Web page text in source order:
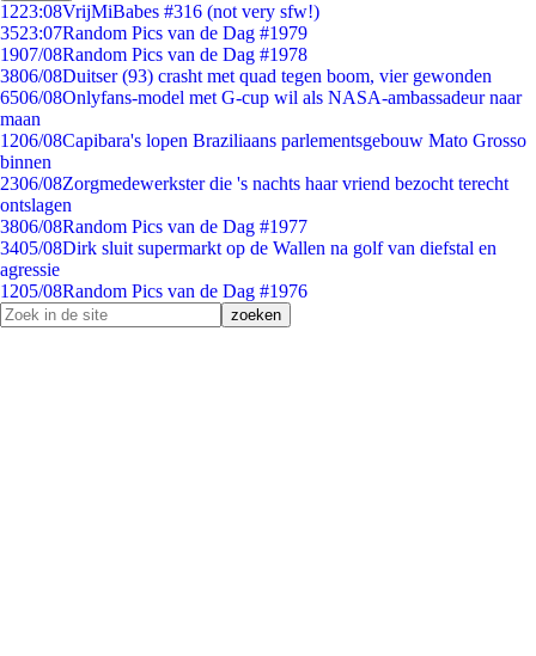
1223:08VrijMiBabes #316 (not very sfw!)
3523:07Random Pics van de Dag #1979
1907/08Random Pics van de Dag #1978
3806/08Duitser (93) crasht met quad tegen boom, vier gewonden
6506/08Onlyfans-model met G-cup wil als NASA-ambassadeur naar
maan
1206/08Capibara's lopen Braziliaans parlementsgebouw Mato Grosso
binnen
2306/08Zorgmedewerkster die 's nachts haar vriend bezocht terecht
ontslagen
3806/08Random Pics van de Dag #1977
3405/08Dirk sluit supermarkt op de Wallen na golf van diefstal en
agressie
1205/08Random Pics van de Dag #1976